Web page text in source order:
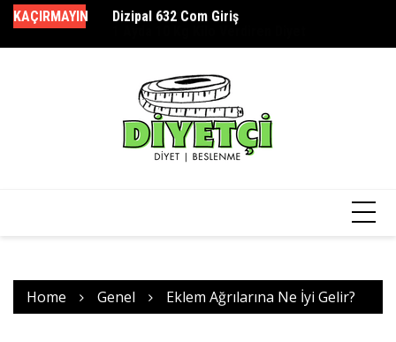
Skip
content
KAÇIRMAYIN
1 Ayda 10 Kg Kilo Verdiren Diyet
Home Genel Eklem Ağrılarına Ne İyi Gelir?